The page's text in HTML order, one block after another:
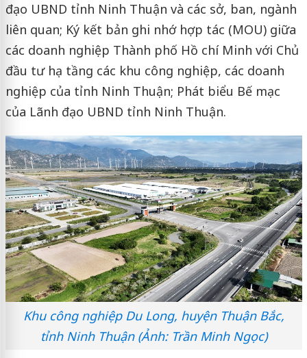
đạo UBND tỉnh Ninh Thuận và các sở, ban, ngành
liên quan; Ký kết bản ghi nhớ hợp tác (MOU) giữa
các doanh nghiệp Thành phố Hồ chí Minh với Chủ
đầu tư hạ tầng các khu công nghiệp, các doanh
nghiệp của tỉnh Ninh Thuận; Phát biểu Bế mạc
của Lãnh đạo UBND tỉnh Ninh Thuận.
Khu công nghiệp Du Long, huyện Thuận Bắc,
tỉnh Ninh Thuận (Ảnh: Trần Minh Ngọc)